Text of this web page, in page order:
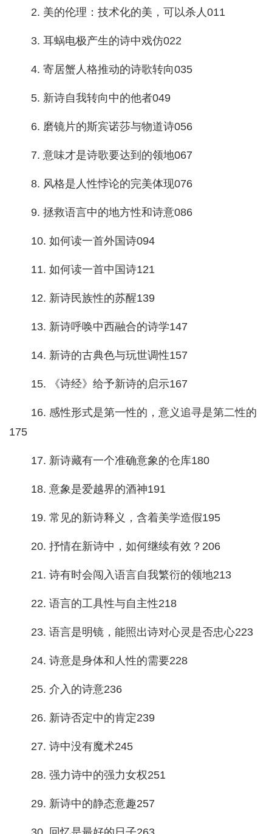
2. 美的伦理：技术化的美，可以杀人011
3. 耳蜗电极产生的诗中戏仿022
4. 寄居蟹人格推动的诗歌转向035
5. 新诗自我转向中的他者049
6. 磨镜片的斯宾诺莎与物道诗056
7. 意味才是诗歌要达到的领地067
8. 风格是人性悖论的完美体现076
9. 拯救语言中的地方性和诗意086
10. 如何读一首外国诗094
11. 如何读一首中国诗121
12. 新诗民族性的苏醒139
13. 新诗呼唤中西融合的诗学147
14. 新诗的古典色与玩世调性157
15. 《诗经》给予新诗的启示167
16. 感性形式是第一性的，意义追寻是第二性的
175
17. 新诗藏有一个准确意象的仓库180
18. 意象是爱越界的酒神191
19. 常见的新诗释义，含着美学造假195
20. 抒情在新诗中，如何继续有效？206
21. 诗有时会闯入语言自我繁衍的领地213
22. 语言的工具性与自主性218
23. 语言是明镜，能照出诗对心灵是否忠心223
24. 诗意是身体和人性的需要228
25. 介入的诗意236
26. 新诗否定中的肯定239
27. 诗中没有魔术245
28. 强力诗中的强力女权251
29. 新诗中的静态意趣257